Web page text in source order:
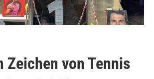
Zeichen von Tennis